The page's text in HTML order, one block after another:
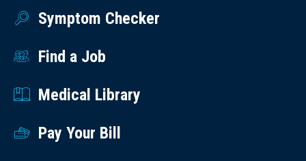
Symptom Checker
Find a Job
Medical Library
Pay Your Bill